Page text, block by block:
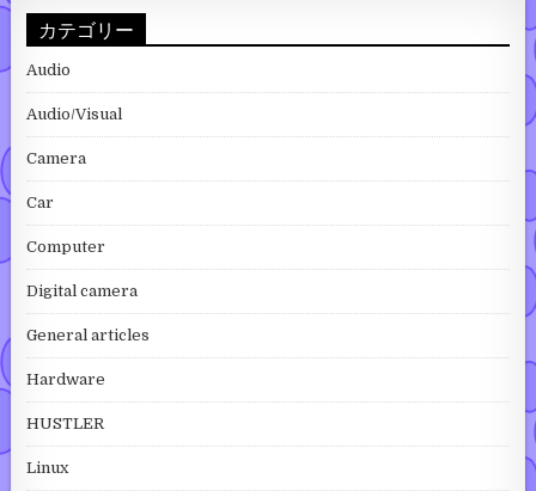
カテゴリー
Audio
Audio/Visual
Camera
Car
Computer
Digital camera
General articles
Hardware
HUSTLER
Linux